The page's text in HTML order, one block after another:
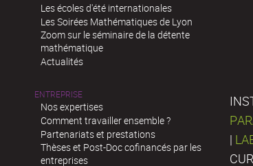
Les écoles d'été internationales
Les Soirées Mathématiques de Lyon
Zoom sur le séminaire de la détente
mathématique
Actualités
ENTREPRISE
Nos expertises
Comment travailler ensemble ?
Partenariats et prestations
Thèses et Post-Doc cofinancés par les
entreprises
|